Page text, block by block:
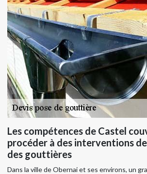
Les compétences de Castel
procéder à des interventions
des gouttières
Dans la ville de Obernai et ses environs, un